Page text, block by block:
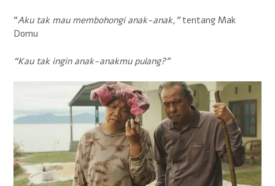
“Aku tak mau membohongi anak-anak,”tentang Mak
Domu
“Kau tak ingin anak-anakmu pulang?”